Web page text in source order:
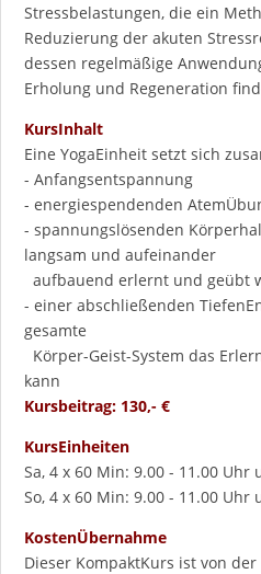
Stressbelastungen, die ein
Reduzierung der akuten
dessen regelmäßige
Erholung und Regeneration
KursInhalt
Eine YogaEinheit setzt sich
- Anfangsentspannung
- energiespendenden
- spannungslösenden
langsam und aufeinander
aufbauend erlernt und geübt
- einer abschließenden
gesamte
Körper-Geist-System das
kann
Kursbeitrag: 130,- €
KursEinheiten
Sa, 4 x 60 Min: 9.00 - 11.00 Uhr
So, 4 x 60 Min: 9.00 - 11.00 Uhr
KostenÜbernahme
Dieser KompaktKurs ist von